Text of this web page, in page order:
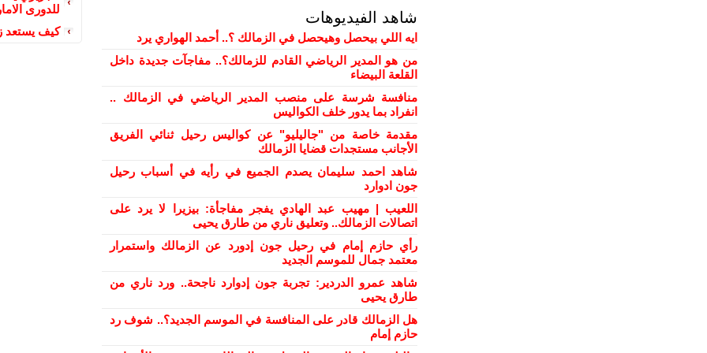
للدورى
كيف يستعد
شاهد الفيديوهات
ايه اللي بيحصل وهيحصل في الزمالك ؟.. أحمد الهواري يرد
من هو المدير الرياضي القادم للزمالك؟.. مفاجآت جديدة داخل
القلعة البيضاء
منافسة شرسة على منصب المدير الرياضي في الزمالك ..
انفراد بما يدور خلف الكواليس
مقدمة خاصة من "جاليليو" عن كواليس رحيل ثنائي الفريق
الأجانب مستجدات قضايا الزمالك
شاهد احمد سليمان يصدم الجميع في رأيه في أسباب رحيل
جون ادوارد
اللعيب | مهيب عبد الهادي يفجر مفاجأة: بيزيرا لا يرد على
اتصالات الزمالك.. وتعليق ناري من طارق يحيى
رأي حازم إمام في رحيل جون إدورد عن الزمالك واستمرار
معتمد جمال للموسم الجديد
شاهد عمرو الدردير: تجربة جون إدوارد ناجحة.. ورد ناري من
طارق يحيى
هل الزمالك قادر على المنافسة في الموسم الجديد؟.. شوف رد
حازم إمام